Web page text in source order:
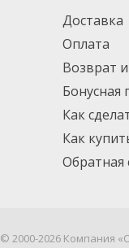
Доставка
Оплата
Возврат
Бонусная
Как
Как
Обратная
© 2000-2026 Компания